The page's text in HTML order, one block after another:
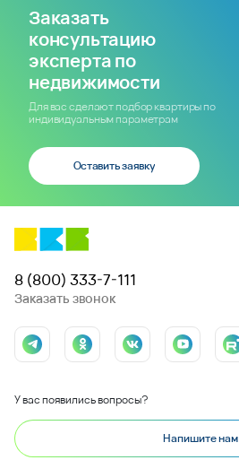
Заказать
консультацию
эксперта по
недвижимости
Для вас сделают подбор квартиры по
индивидуальным параметрам
Оставить заявку
8 (800) 333-7-111
Заказать звонок
У вас появились вопросы?
Напишите нам